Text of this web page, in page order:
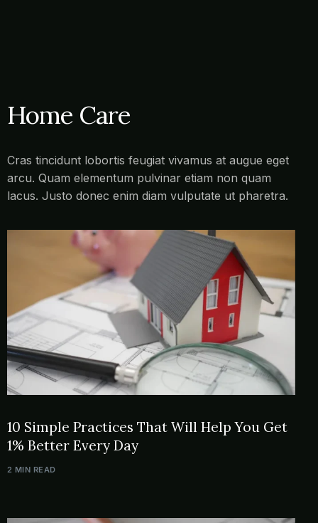
Home Care
Cras tincidunt lobortis feugiat vivamus at augue eget
arcu. Quam elementum pulvinar etiam non quam
lacus. Justo donec enim diam vulputate ut pharetra.
10 Simple Practices That Will Help You Get
1% Better Every Day
2 MIN READ